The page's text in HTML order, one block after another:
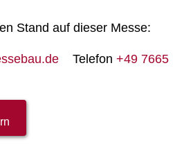
Stand auf dieser Messe:
Telefon +49 7665